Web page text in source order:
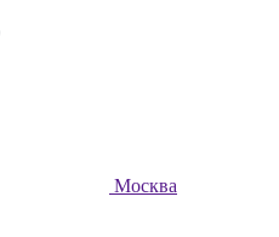
Москва